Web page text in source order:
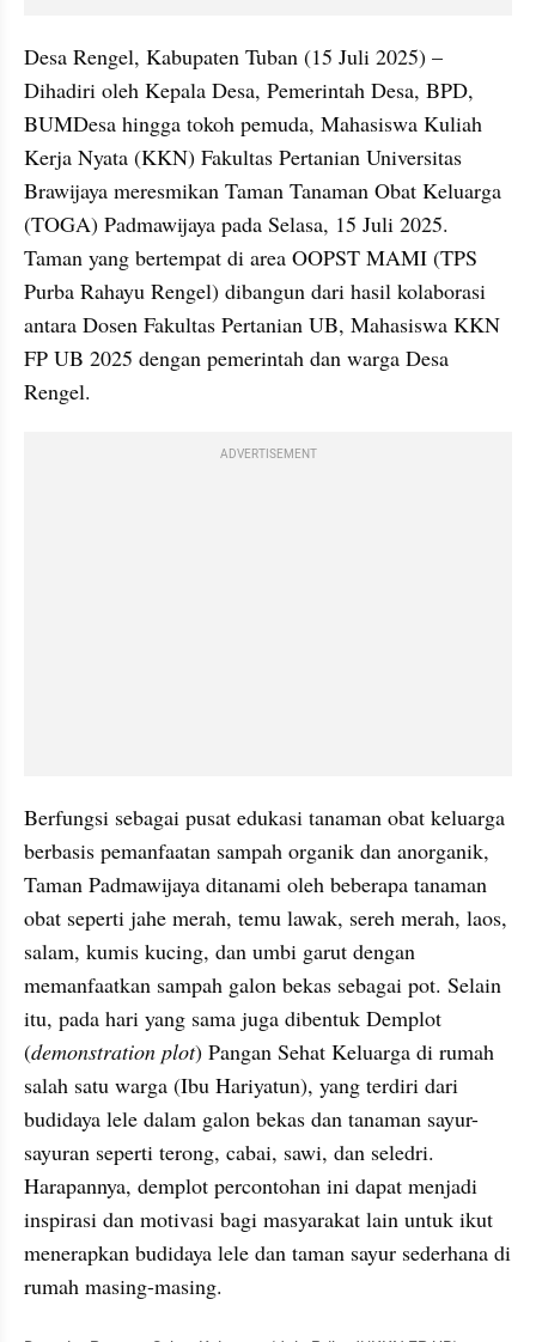
Desa Rengel, Kabupaten Tuban (15 Juli 2025) –
Dihadiri oleh Kepala Desa, Pemerintah Desa, BPD,
BUMDesa hingga tokoh pemuda, Mahasiswa Kuliah
Kerja Nyata (KKN) Fakultas Pertanian Universitas
Brawijaya meresmikan Taman Tanaman Obat Keluarga
(TOGA) Padmawijaya pada Selasa, 15 Juli 2025.
Taman yang bertempat di area OOPST MAMI (TPS
Purba Rahayu Rengel) dibangun dari hasil kolaborasi
antara Dosen Fakultas Pertanian UB, Mahasiswa KKN
FP UB 2025 dengan pemerintah dan warga Desa
Rengel.
ADVERTISEMENT
Berfungsi sebagai pusat edukasi tanaman obat keluarga
berbasis pemanfaatan sampah organik dan anorganik,
Taman Padmawijaya ditanami oleh beberapa tanaman
obat seperti jahe merah, temu lawak, sereh merah, laos,
salam, kumis kucing, dan umbi garut dengan
memanfaatkan sampah galon bekas sebagai pot. Selain
itu, pada hari yang sama juga dibentuk Demplot
(demonstration plot) Pangan Sehat Keluarga di rumah
salah satu warga (Ibu Hariyatun), yang terdiri dari
budidaya lele dalam galon bekas dan tanaman sayur-
sayuran seperti terong, cabai, sawi, dan seledri.
Harapannya, demplot percontohan ini dapat menjadi
inspirasi dan motivasi bagi masyarakat lain untuk ikut
menerapkan budidaya lele dan taman sayur sederhana di
rumah masing-masing.